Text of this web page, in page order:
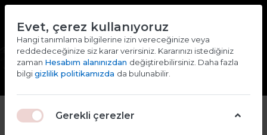
Giriş yap Kaydol
Evet, çerez kullanıyoruz
Hangi tanımlama bilgilerine izin vereceğinize veya
reddedeceğinize siz karar verirsiniz. Kararınızı istediğiniz
zaman Hesabım alanınızdan değiştirebilirsiniz. Daha fazla
bilgigizlilik politikamızda da bulunabilir.
Gerekli çerezler